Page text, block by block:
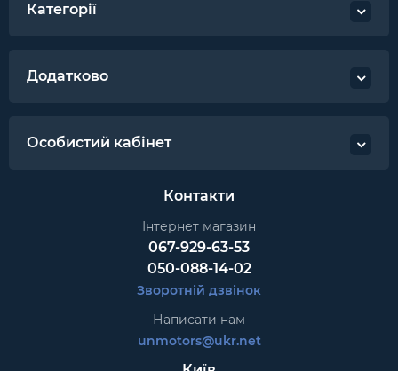
Категорії
Додатково
Особистий кабінет
Контакти
Інтернет магазин
067-929-63-53
050-088-14-02
Зворотній дзвінок
Написати нам
unmotors@ukr.net